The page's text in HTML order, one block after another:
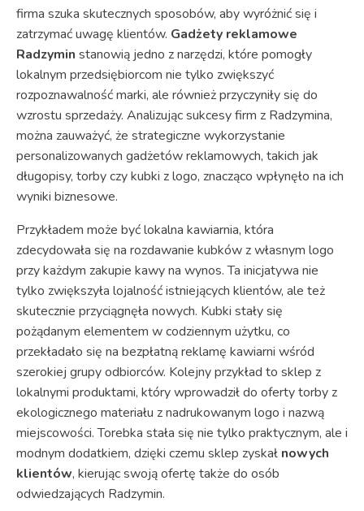
firma szuka skutecznych sposobów, aby wyróżnić się i
zatrzymać uwagę klientów. Gadżety reklamowe
Radzymin stanowią jedno z narzędzi, które pomogły
lokalnym przedsiębiorcom nie tylko zwiększyć
rozpoznawalność marki, ale również przyczyniły się do
wzrostu sprzedaży. Analizując sukcesy firm z Radzymina,
można zauważyć, że strategiczne wykorzystanie
personalizowanych gadżetów reklamowych, takich jak
długopisy, torby czy kubki z logo, znacząco wpłynęło na ich
wyniki biznesowe.
Przykładem może być lokalna kawiarnia, która
zdecydowała się na rozdawanie kubków z własnym logo
przy każdym zakupie kawy na wynos. Ta inicjatywa nie
tylko zwiększyła lojalność istniejących klientów, ale też
skutecznie przyciągnęła nowych. Kubki stały się
pożądanym elementem w codziennym użytku, co
przekładało się na bezpłatną reklamę kawiarni wśród
szerokiej grupy odbiorców. Kolejny przykład to sklep z
lokalnymi produktami, który wprowadził do oferty torby z
ekologicznego materiału z nadrukowanym logo i nazwą
miejscowości. Torebka stała się nie tylko praktycznym, ale i
modnym dodatkiem, dzięki czemu sklep zyskał nowych
klientów, kierując swoją ofertę także do osób
odwiedzających Radzymin.